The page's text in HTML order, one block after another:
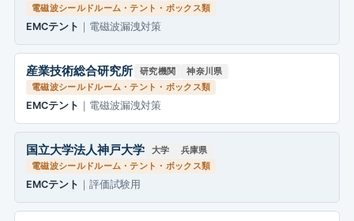
電磁波シールドルーム・テント・ボックス類
EMCテント ｜電磁波漏洩対策
産業技術総合研究所 研究機関
神奈川県
電磁波シールドルーム・テント・ボックス類
EMCテント ｜電磁波漏洩対策
国立大学法人神戸大学 大学
兵庫県
電磁波シールドルーム・テント・ボックス類
EMCテント ｜評価試験用